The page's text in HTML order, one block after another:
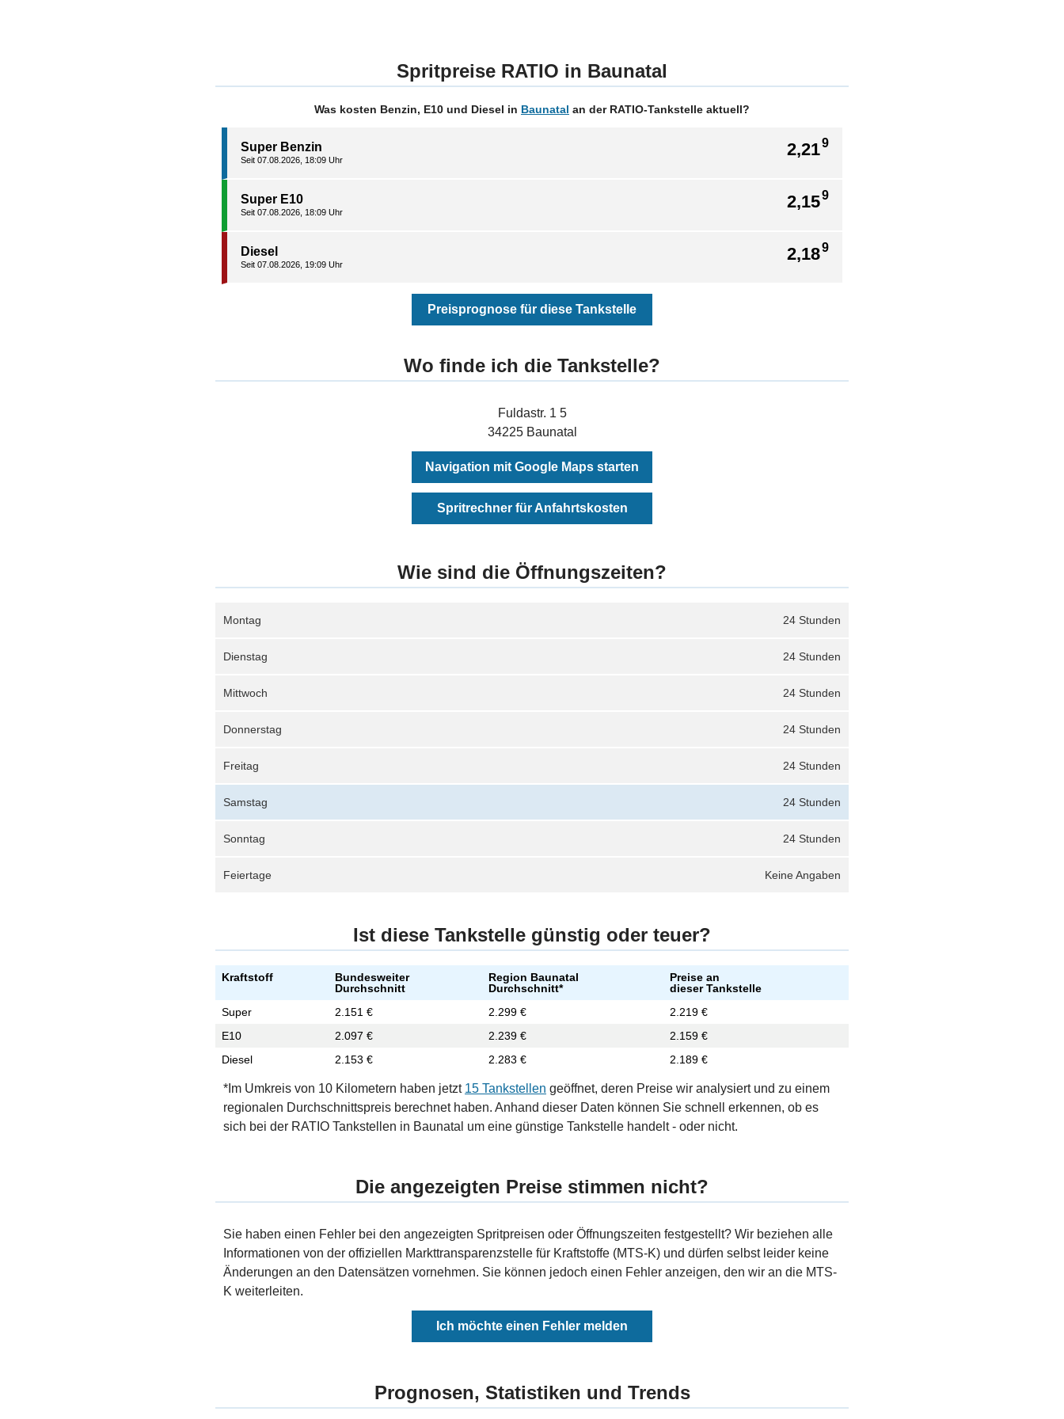
Spritpreise RATIO in Baunatal
Was kosten Benzin, E10 und Diesel in Baunatal an der RATIO-Tankstelle aktuell?
2,219
Super Benzin
Seit 07.08.2026, 18:09 Uhr
2,159
Super E10
Seit 07.08.2026, 18:09 Uhr
2,189
Diesel
Seit 07.08.2026, 19:09 Uhr
Preisprognose für diese Tankstelle
Wo finde ich die Tankstelle?
Fuldastr. 1 5
34225 Baunatal
Navigation mit Google Maps starten
Spritrechner für Anfahrtskosten
Wie sind die Öffnungszeiten?
24 Stunden
Montag
24 Stunden
Dienstag
24 Stunden
Mittwoch
24 Stunden
Donnerstag
24 Stunden
Freitag
24 Stunden
Samstag
24 Stunden
Sonntag
Keine Angaben
Feiertage
Ist diese Tankstelle günstig oder teuer?
Kraftstoff
Bundesweiter
Durchschnitt
Region Baunatal
Durchschnitt*
Preise an
dieser Tankstelle
Super
2.151 € 2.299 €
2.219 €
E10
2.097 € 2.239 €
2.159 €
Diesel
2.153 € 2.283 € 2.189 €
*Im Umkreis von 10 Kilometern haben jetzt 15 Tankstellen geöffnet, deren Preise wir analysiert und zu einem
regionalen Durchschnittspreis berechnet haben. Anhand dieser Daten können Sie schnell erkennen, ob es
sich bei der RATIO Tankstellen in Baunatal um eine günstige Tankstelle handelt - oder nicht.
Die angezeigten Preise stimmen nicht?
Sie haben einen Fehler bei den angezeigten Spritpreisen oder Öffnungszeiten festgestellt? Wir beziehen alle
Informationen von der offiziellen Markttransparenzstelle für Kraftstoffe (MTS-K) und dürfen selbst leider keine
Änderungen an den Datensätzen vornehmen. Sie können jedoch einen Fehler anzeigen, den wir an die MTS-
K weiterleiten.
Ich möchte einen Fehler melden
Prognosen, Statistiken und Trends